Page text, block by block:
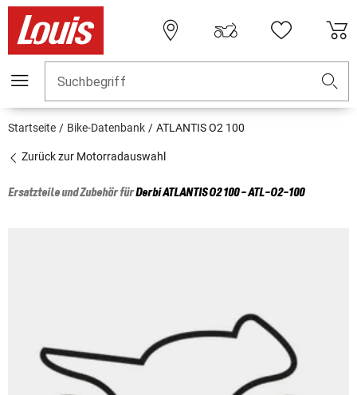
Suchbegriff
Startseite Bike-Datenbank ATLANTIS O2 100
Zurück zur Motorradauswahl
Ersatzteile und Zubehör fürDerbiATLANTIS O2 100 - ATL-O2-100